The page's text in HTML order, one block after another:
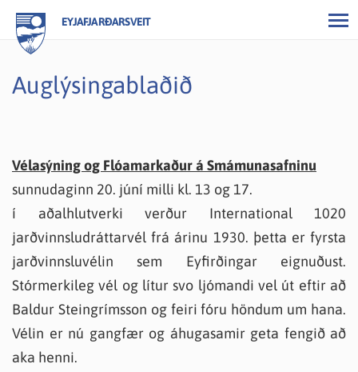
EYJAFJARÐARSVEIT
Auglýsingablaðið
Vélasýning og Flóamarkaður á Smámunasafninu
sunnudaginn 20. júní milli kl. 13 og 17.
í aðalhlutverki verður International 1020
jarðvinnsludráttarvél frá árinu 1930. þetta er fyrsta
jarðvinnsluvélin sem Eyfirðingar eignuðust.
Stórmerkileg vél og lítur svo ljómandi vel út eftir að
Baldur Steingrímsson og feiri fóru höndum um hana.
Vélin er nú gangfær og áhugasamir geta fengið að
aka henni.